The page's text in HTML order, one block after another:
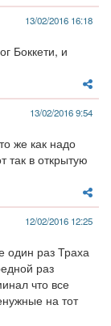
13/02/2016 16:18
Боккети, и
13/02/2016 9:54
же как надо
так в открытую
12/02/2016 12:25
один раз Траха
раз
что все
на тот